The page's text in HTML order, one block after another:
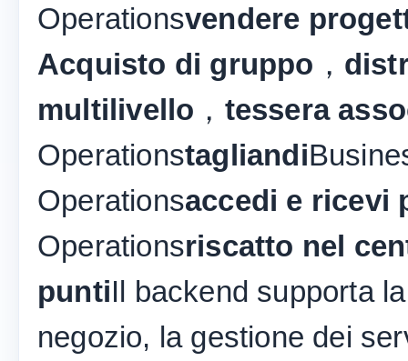
Operationsvendere
Acquisto di gruppo ，
multilivello ， tessera
Operationstagliandi
Operationsaccedi e ricevi
Operationsriscatto nel
puntiIl backend supporta
negozio, la gestione dei